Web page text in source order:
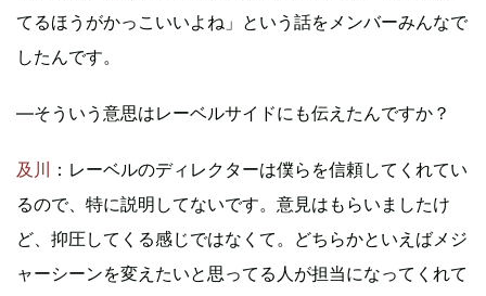
てるほうがかっこいいよね」という話をメンバーみんなで
したんです。
―そういう意思はレーベルサイドにも伝えたんですか？
及川
：レーベルのディレクターは僕らを信頼してくれてい
るので、特に説明してないです。意見はもらいましたけ
ど、抑圧してくる感じではなくて。どちらかといえばメジ
ャーシーンを変えたいと思ってる人が担当になってくれて